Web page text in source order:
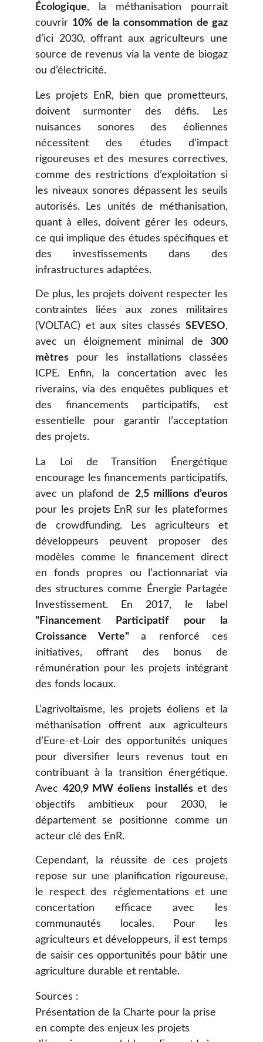
Écologique, la méthanisation pourrait
couvrir 10% de la consommation de gaz
d’ici 2030, offrant aux agriculteurs une
source de revenus via la vente de biogaz
ou d’électricité.
Les projets EnR, bien que prometteurs,
doivent surmonter des défis. Les
nuisances sonores des éoliennes
nécessitent des études d’impact
rigoureuses et des mesures correctives,
comme des restrictions d’exploitation si
les niveaux sonores dépassent les seuils
autorisés. Les unités de méthanisation,
quant à elles, doivent gérer les odeurs,
ce qui implique des études spécifiques et
des investissements dans des
infrastructures adaptées.
De plus, les projets doivent respecter les
contraintes liées aux zones militaires
(VOLTAC) et aux sites classés SEVESO,
avec un éloignement minimal de 300
mètres pour les installations classées
ICPE. Enfin, la concertation avec les
riverains, via des enquêtes publiques et
des financements participatifs, est
essentielle pour garantir l’acceptation
des projets.
La
Loi de Transition Énergétique
encourage les financements participatifs,
avec un plafond de 2,5 millions d’euros
pour les projets EnR sur les plateformes
de crowdfunding. Les agriculteurs et
développeurs peuvent proposer des
modèles comme le financement direct
en fonds propres ou l’actionnariat via
des structures comme
Énergie Partagée
Investissement. En 2017, le label
"Financement Participatif pour la
Croissance Verte"a renforcé ces
initiatives, offrant des bonus de
rémunération pour les projets intégrant
des fonds locaux.
L’agrivoltaïsme, les projets éoliens et la
méthanisation offrent aux agriculteurs
d’Eure-et-Loir des opportunités uniques
pour diversifier leurs revenus tout en
contribuant à la transition énergétique.
Avec 420,9 MW éoliens installéset des
objectifs ambitieux pour 2030, le
département se positionne comme un
acteur clé des EnR.
Cependant, la réussite de ces projets
repose sur une planification rigoureuse,
le respect des réglementations et une
concertation efficace avec les
communautés locales. Pour les
agriculteurs et développeurs, il est temps
de saisir ces opportunités pour bâtir une
agriculture durable et rentable.
Sources :
Présentation de la Charte pour la prise
en compte des enjeux les projets